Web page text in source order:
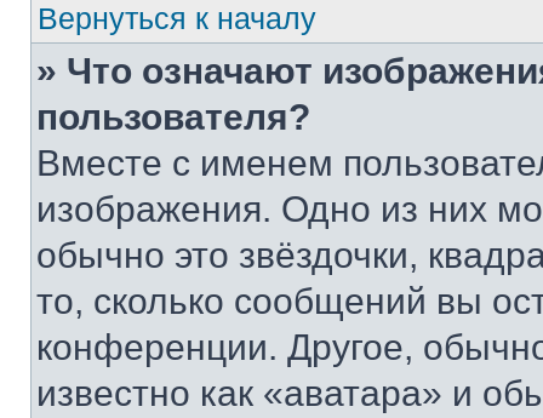
Вернуться к началу
» Что означают
пользователя?
Вместе с именем
изображения. Одно из них
обычно это звёздочки,
то, сколько сообщений вы
конференции. Другое,
известно как «аватара» и